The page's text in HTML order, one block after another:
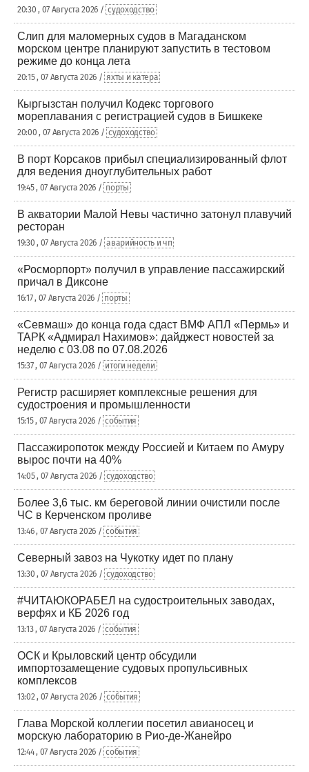
20:30 , 07 Августа 2026 / судоходство
Слип для маломерных судов в Магаданском
морском центре планируют запустить в тестовом
режиме до конца лета
20:15 , 07 Августа 2026 / яхты и катера
Кыргызстан получил Кодекс торгового
мореплавания с регистрацией судов в Бишкеке
20:00 , 07 Августа 2026 / судоходство
В порт Корсаков прибыл специализированный флот
для ведения дноуглубительных работ
19:45 , 07 Августа 2026 / порты
В акватории Малой Невы частично затонул плавучий
ресторан
19:30 , 07 Августа 2026 / аварийность и чп
«Росморпорт» получил в управление пассажирский
причал в Диксоне
16:17 , 07 Августа 2026 / порты
«Севмаш» до конца года сдаст ВМФ АПЛ «Пермь» и
ТАРК «Адмирал Нахимов»: дайджест новостей за
неделю с 03.08 по 07.08.2026
15:37 , 07 Августа 2026 / итоги недели
Регистр расширяет комплексные решения для
судостроения и промышленности
15:15 , 07 Августа 2026 / события
Пассажиропоток между Россией и Китаем по Амуру
вырос почти на 40%
14:05 , 07 Августа 2026 / судоходство
Более 3,6 тыс. км береговой линии очистили после
ЧС в Керченском проливе
13:46 , 07 Августа 2026 / события
Северный завоз на Чукотку идет по плану
13:30 , 07 Августа 2026 / судоходство
#ЧИТАЮКОРАБЕЛ на судостроительных заводах,
верфях и КБ 2026 год
13:13 , 07 Августа 2026 / события
ОСК и Крыловский центр обсудили
импортозамещение судовых пропульсивных
комплексов
13:02 , 07 Августа 2026 / события
Глава Морской коллегии посетил авианосец и
морскую лабораторию в Рио-де-Жанейро
12:44 , 07 Августа 2026 / события